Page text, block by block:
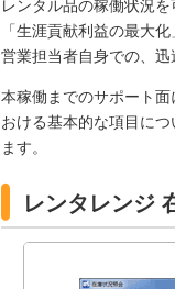
レンタル品の稼働状況
「生涯貢献利益の最大
営業担当者自身での、迅
本稼働までのサポート
おける基本的な項目に
ます。
レンタレンジ